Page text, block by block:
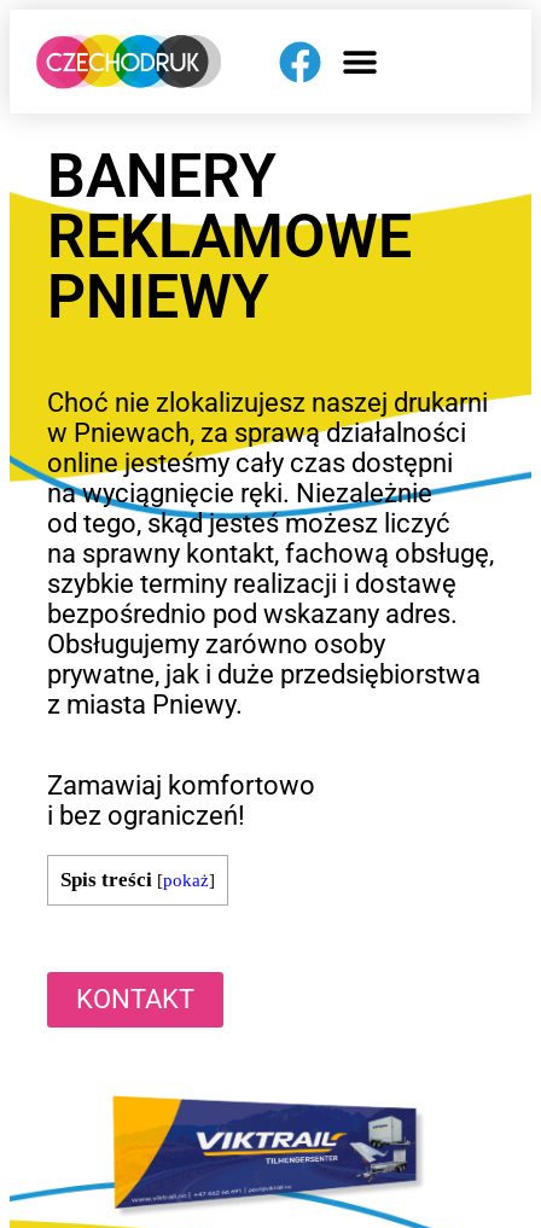
BANERY
REKLAMOWE
PNIEWY
Choć nie zlokalizujesz naszej drukarni
w Pniewach, za sprawą działalności
online jesteśmy cały czas dostępni
na wyciągnięcie ręki. Niezależnie
od tego, skąd jesteś możesz liczyć
na sprawny kontakt, fachową obsługę,
szybkie terminy realizacji i dostawę
bezpośrednio pod wskazany adres.
Obsługujemy zarówno osoby
prywatne, jak i duże przedsiębiorstwa
z miasta Pniewy.
Zamawiaj komfortowo
i bez ograniczeń!
Spis treści [pokaż]
KONTAKT